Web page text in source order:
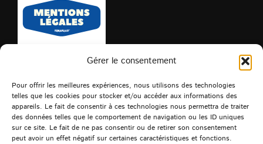
Gérer le consentement
Pour offrir les meilleures expériences, nous utilisons des technologies
telles que les cookies pour stocker et/ou accéder aux informations des
appareils. Le fait de consentir à ces technologies nous permettra de traiter
des données telles que le comportement de navigation ou les ID uniques
sur ce site. Le fait de ne pas consentir ou de retirer son consentement
peut avoir un effet négatif sur certaines caractéristiques et fonctions.
Que recherchez-vous?